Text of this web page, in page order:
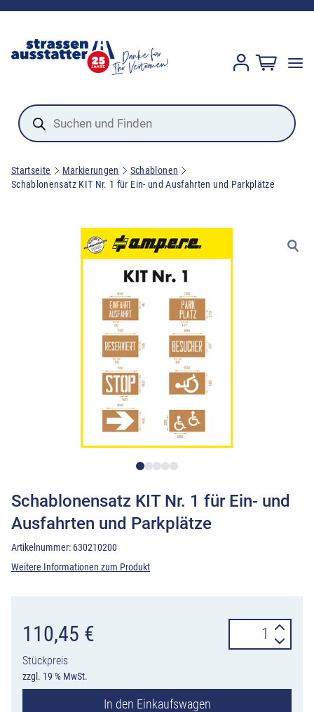
Products
search
Startseite Markierungen
Schablonen
Schablonensatz KIT Nr. 1 für Ein- und Ausfahrten und Parkplätze
Schablonensatz KIT Nr. 1 für Ein- und
Ausfahrten und Parkplätze
Artikelnummer: 630210200
Weitere Informationen zum Produkt
110,45 €
Stückpreis
zzgl. 19 % MwSt.
KIT
1
In den Einkaufswagen